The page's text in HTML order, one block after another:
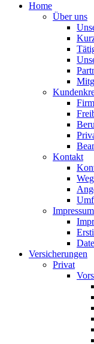
Home
Über uns
Kontakt
Impressum
Versicherungen
Privat